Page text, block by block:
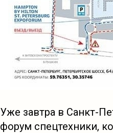
Уже завтра в Санкт-
форум спецтехники,